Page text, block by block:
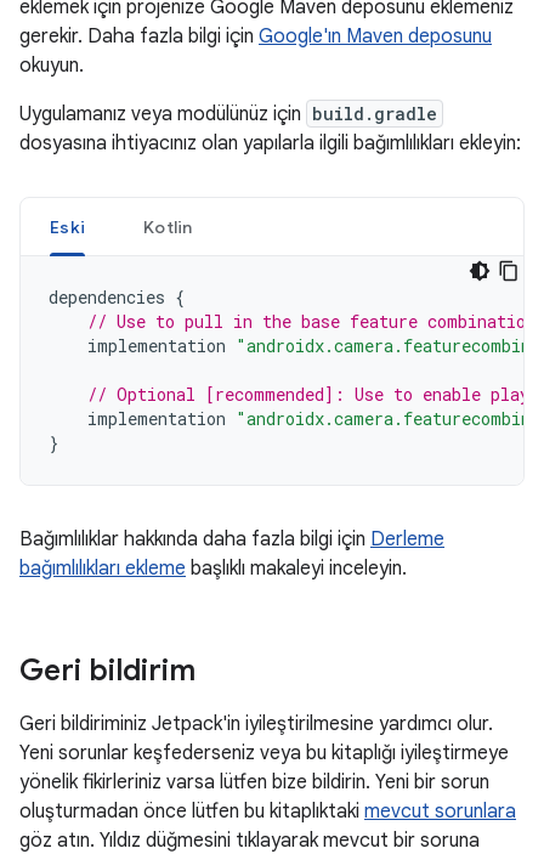
eklemek için projenize Google Maven deposunu eklemeniz
gerekir. Daha fazla bilgi için Google'ın Maven deposunu
okuyun.
Uygulamanız veya modülünüz için build.gradle
dosyasına ihtiyacınız olan yapılarla ilgili bağımlılıkları ekleyin:
Eski Kotlin
dependencies {
// Use to pull in the base feature
implementation
// Optional [recommended]: Use to enable
implementation
}
Bağımlılıklar hakkında daha fazla bilgi için Derleme
bağımlılıkları ekleme başlıklı makaleyi inceleyin.
Geri bildirim
Geri bildiriminiz Jetpack'in iyileştirilmesine yardımcı olur.
Yeni sorunlar keşfederseniz veya bu kitaplığı iyileştirmeye
yönelik fikirleriniz varsa lütfen bize bildirin. Yeni bir sorun
oluşturmadan önce lütfen bu kitaplıktaki mevcut sorunlara
göz atın. Yıldız düğmesini tıklayarak mevcut bir soruna